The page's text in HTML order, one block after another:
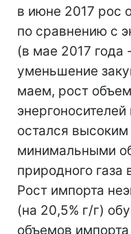
в июне 2017
по сравнению с
(в мае 2017 года
уменьшение
маем, рост
остался высоким
минимальными
природного газа
Рост импорта
(на 20,5% г/г)
объемов